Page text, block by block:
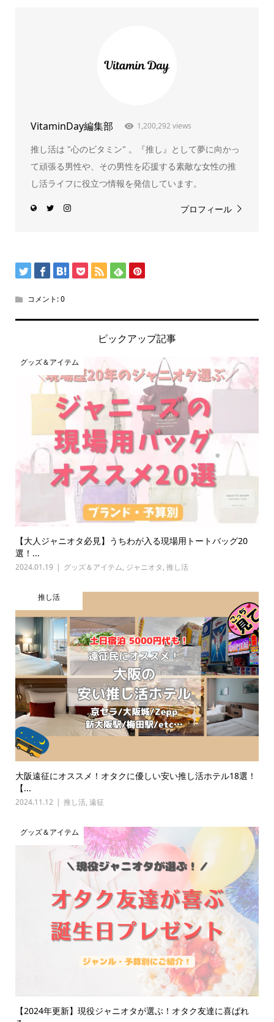
VitaminDay編集部 1,200,292 views
推し活は "心のビタミン" 。『推し』として夢に向かっ
て頑張る男性や、その男性を応援する素敵な女性の推
し活ライフに役立つ情報を発信しています。
プロフィール
コメント:0
ピックアップ記事
グッズ＆アイテム
【大人ジャニオタ必見】うちわが入る現場用トートバッグ20
選！...
2024.01.19 グッズ＆アイテム, ジャニオタ, 推し活
推し活
大阪遠征にオススメ！オタクに優しい安い推し活ホテル18選！
【...
2024.11.12 推し活, 遠征
グッズ＆アイテム
【2024年更新】現役ジャニオタが選ぶ！オタク友達に喜ばれ